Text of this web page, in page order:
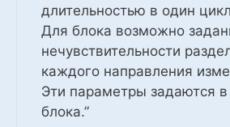
длительностью в один
Для блока возможно
нечувствительности
каждого направления
Эти параметры задаются в
блока.”